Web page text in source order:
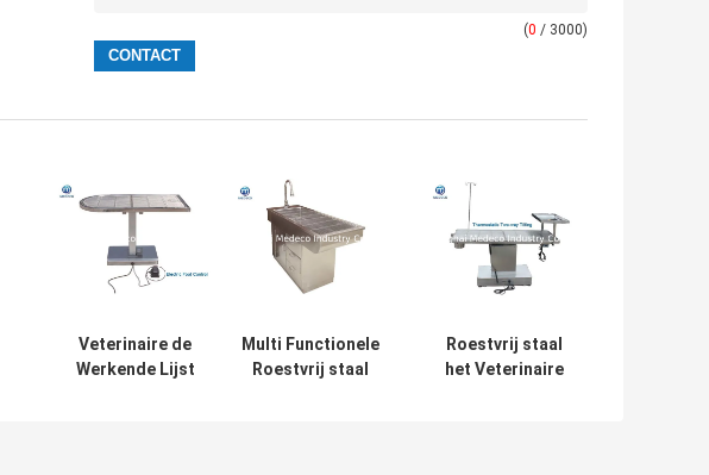
(0 / 3000)
Veterinaire de
Werkende Lijst
Multi Functionele
Roestvrij staal
Roestvrij staal
het Veterinaire